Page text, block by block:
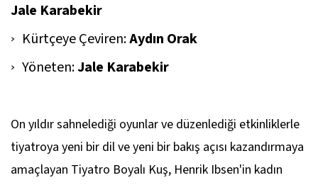
Jale Karabekir
Kürtçeye Çeviren:Aydın Orak
Yöneten:Jale Karabekir
On yıldır sahnelediği oyunlar ve düzenlediği etkinliklerle
tiyatroya yeni bir dil ve yeni bir bakış açısı kazandırmaya
amaçlayan Tiyatro Boyalı Kuş, Henrik Ibsen'in kadın